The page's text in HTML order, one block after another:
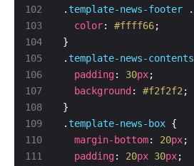
103
104
105
106
107
108
109
110
111
.template-news-footer .
color: #ffff66
.template-news-contents
padding: 30px
background : #f2f2f2
.template-news-box
margin-bottom: 20px
padding: 20px 30px